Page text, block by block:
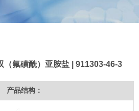
（氟磺酰）亚胺盐 | 911303-46-3
产品结构：